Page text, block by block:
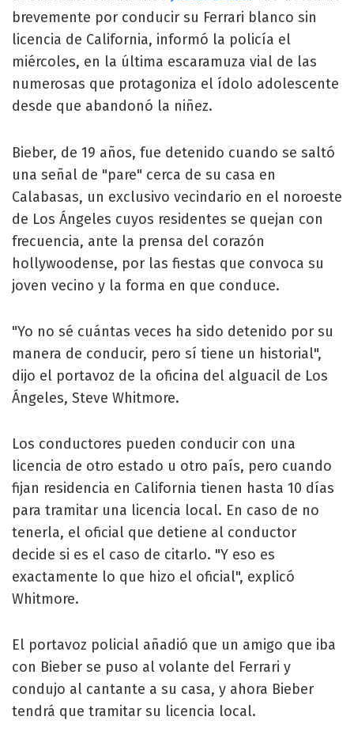
brevemente por conducir su Ferrari blanco sin
licencia de California, informó la policía el
miércoles, en la última escaramuza vial de las
numerosas que protagoniza el ídolo adolescente
desde que abandonó la niñez.
Bieber, de 19 años, fue detenido cuando se saltó
una señal de "pare" cerca de su casa en
Calabasas, un exclusivo vecindario en el noroeste
de Los Ángeles cuyos residentes se quejan con
frecuencia, ante la prensa del corazón
hollywoodense, por las fiestas que convoca su
joven vecino y la forma en que conduce.
"Yo no sé cuántas veces ha sido detenido por su
manera de conducir, pero sí tiene un historial",
dijo el portavoz de la oficina del alguacil de Los
Ángeles, Steve Whitmore.
Los conductores pueden conducir con una
licencia de otro estado u otro país, pero cuando
fijan residencia en California tienen hasta 10 días
para tramitar una licencia local. En caso de no
tenerla, el oficial que detiene al conductor
decide si es el caso de citarlo. "Y eso es
exactamente lo que hizo el oficial", explicó
Whitmore.
El portavoz policial añadió que un amigo que iba
con Bieber se puso al volante del Ferrari y
condujo al cantante a su casa, y ahora Bieber
tendrá que tramitar su licencia local.